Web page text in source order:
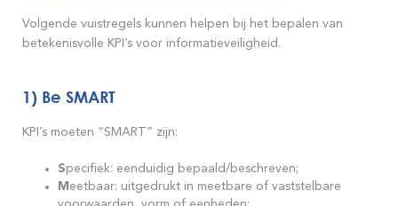
Volgende vuistregels kunnen helpen bij het bepalen van
betekenisvolle KPI’s voor informatieveiligheid.
1) Be SMART
KPI’s moeten “SMART” zijn:
Specifiek: eenduidig bepaald/beschreven;
M eetbaar: uitgedrukt in meetbare of vaststelbare